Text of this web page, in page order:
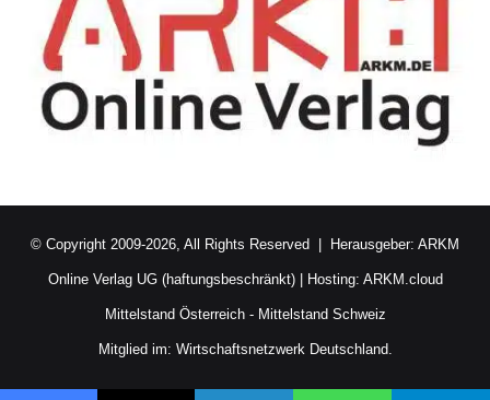
© Copyright 2009-2026, All Rights Reserved | Herausgeber: ARKM
Online Verlag UG (haftungsbeschränkt)| Hosting: ARKM.cloud
Mittelstand Österreich- Mittelstand Schweiz
Mitglied im: Wirtschaftsnetzwerk Deutschland.